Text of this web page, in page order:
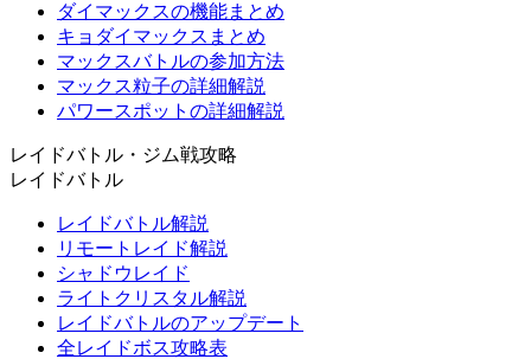
ダイマックスの機能まとめ
キョダイマックスまとめ
マックスバトルの参加方法
マックス粒子の詳細解説
パワースポットの詳細解説
レイドバトル・ジム戦攻略
レイドバトル
レイドバトル解説
リモートレイド解説
シャドウレイド
ライトクリスタル解説
レイドバトルのアップデート
全レイドボス攻略表